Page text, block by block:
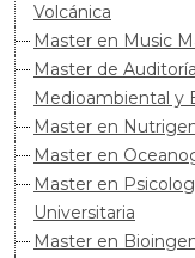
Volcánica
Master en Music
Master de
Medioambiental y
Master en
Master en
Master en
Universitaria
Master en